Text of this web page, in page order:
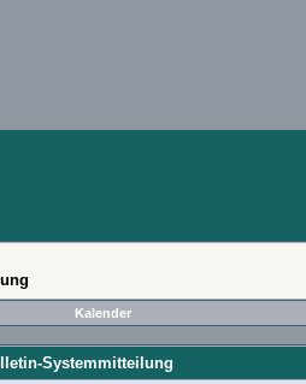
Kalender
Systemmitteilung